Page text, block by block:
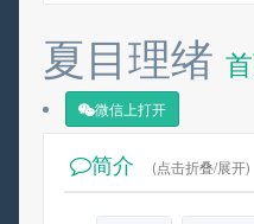
夏目理绪
微信上打开
简介 (点击折叠/展开)